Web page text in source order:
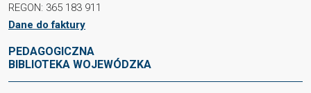
REGON: 365 183 911
Dane do faktury
PEDAGOGICZNA
BIBLIOTEKA WOJEWÓDZKA